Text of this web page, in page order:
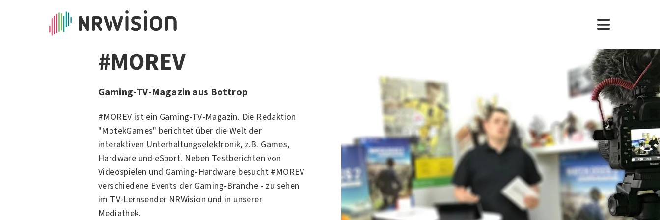
#MOREV
Gaming-TV-Magazin aus Bottrop
#MOREV ist ein Gaming-TV-Magazin. Die Redaktion
"MotekGames" berichtet über die Welt der
interaktiven Unterhaltungselektronik, z.B. Games,
Hardware und eSport. Neben Testberichten von
Videospielen und Gaming-Hardware besucht #MOREV
verschiedene Events der Gaming-Branche - zu sehen
im TV-Lernsender NRWision und in unserer
Mediathek.